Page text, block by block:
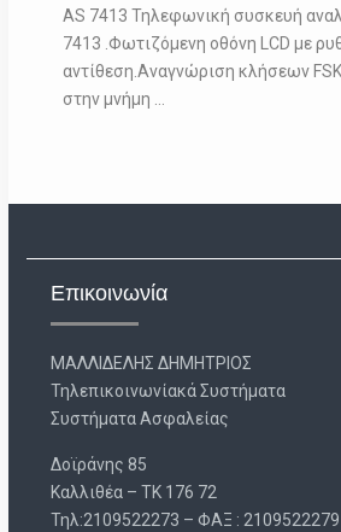
AS 7413 Τηλεφωνική συσκευή
7413 .Φωτιζόμενη οθόνη LCD με
αντίθεση.Αναγνώριση κλήσεων FSK
στην μνήμη …
Επικοινωνία
ΜΑΛΛΙΔΕΛΗΣ ΔΗΜΗΤΡΙΟΣ
Τηλεπικοινωνίακά Συστήματα
Συστήματα Ασφαλείας
Δοϊράνης 85
Καλλιθέα – ΤΚ 176 72
Τηλ:2109522273 – ΦΑΞ : 2109522279